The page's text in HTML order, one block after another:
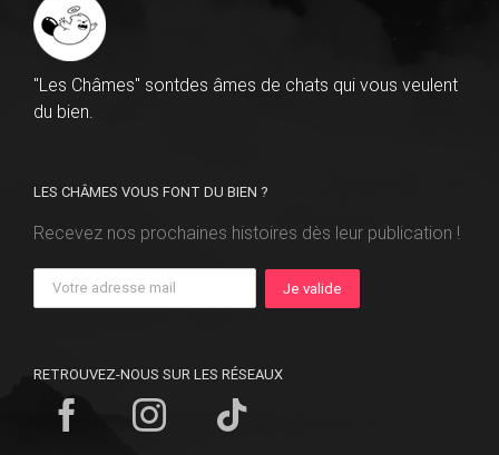
"Les Châmes" sontdes âmes de chats qui vous veulent
du bien.
LES CHÂMES VOUS FONT DU BIEN ?
Recevez nos prochaines histoires dès leur publication !
RETROUVEZ-NOUS SUR LES RÉSEAUX